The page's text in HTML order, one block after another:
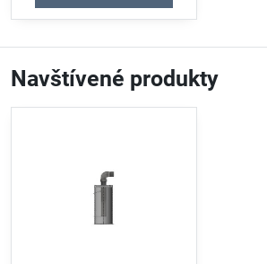
vyžadujúcu reguláciu tlaku. Pomáha
optimalizuje ich prevádzku.
Navštívené produkty